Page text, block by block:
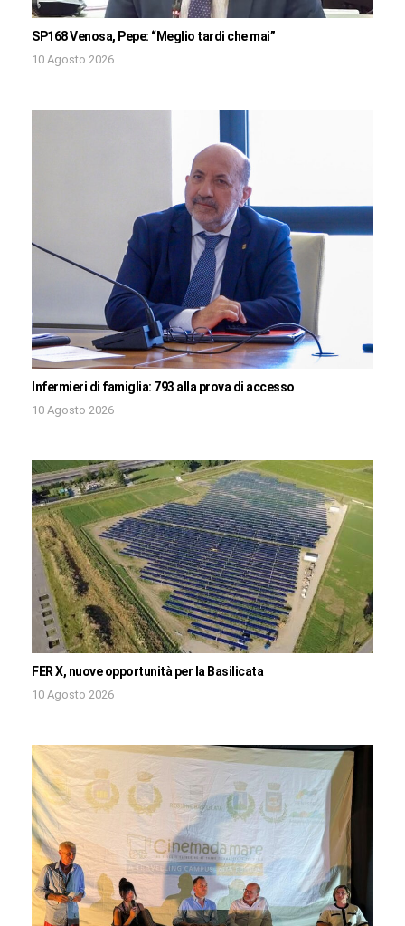
SP168 Venosa, Pepe: “Meglio tardi che mai”
10 Agosto 2026
Infermieri di famiglia: 793 alla prova di accesso
10 Agosto 2026
FER X, nuove opportunità per la Basilicata
10 Agosto 2026